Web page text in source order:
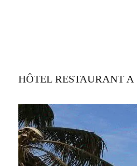
HÔTEL RESTAURANT